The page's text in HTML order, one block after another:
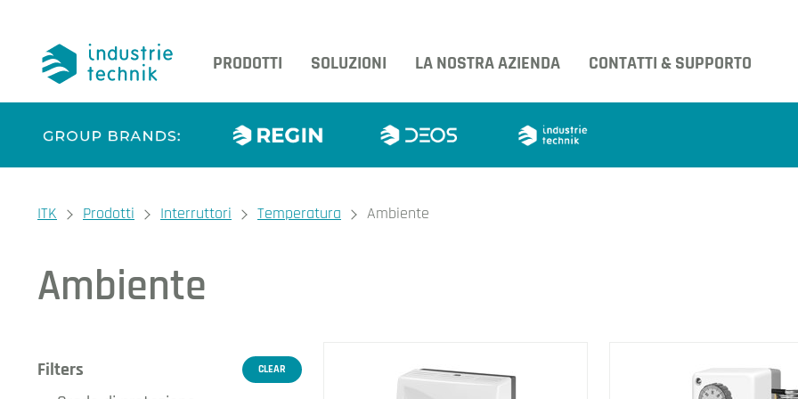
PRODOTTI
SOLUZIONI LA NOSTRA AZIENDA CONTATTI & SUPPORTO
You are here:
ITK Prodotti Interruttori Temperatura Ambiente
Ambiente
Filters CLEAR I nostri prodotti